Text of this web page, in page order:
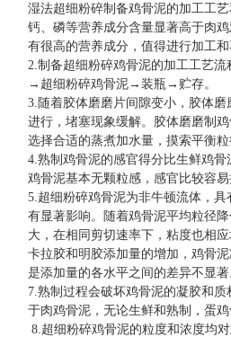
湿法超细粉碎制备鸡骨泥的加工工
钙、磷等营养成分含量显著高于肉
有很高的营养成分，值得进行加工和
2.制备超细粉碎鸡骨泥的加工工艺
→超细粉碎鸡骨泥→装瓶→贮存。
3.随着胶体磨磨片间隙变小，胶体
进行，堵塞现象缓解。胶体磨磨制
选择合适的蒸煮加水量，摸索平衡
4.熟制鸡骨泥的感官得分比生鲜鸡
鸡骨泥基本无颗粒感，感官比较容
5.超细粉碎鸡骨泥为非牛顿流体，
有显著影响。随着鸡骨泥平均粒径
大，在相同剪切速率下，粘度也相
卡拉胶和明胶添加量的增加，鸡骨
是添加量的各水平之间的差异不显著
7.熟制过程会破坏鸡骨泥的凝胶和
于肉鸡骨泥，无论生鲜和熟制，蛋
8.超细粉碎鸡骨泥的粒度和浓度均